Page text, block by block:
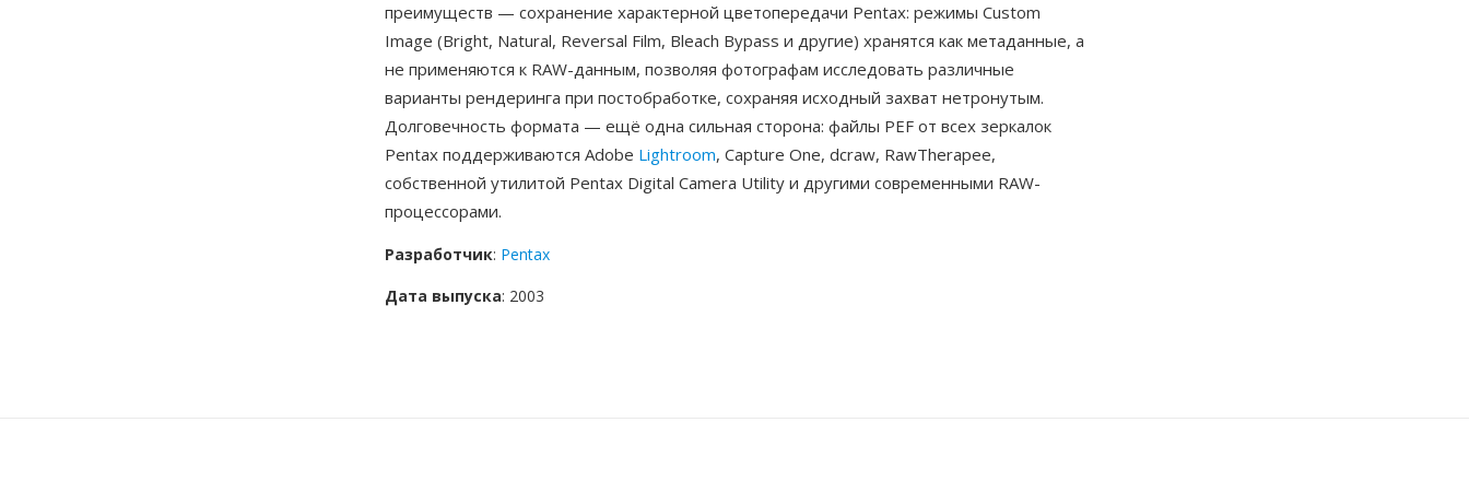
преимуществ — сохранение характерной цветопередачи Pentax: режимы Custom
Image (Bright, Natural, Reversal Film, Bleach Bypass и другие) хранятся как метаданные, а
не применяются к RAW-данным, позволяя фотографам исследовать различные
варианты рендеринга при постобработке, сохраняя исходный захват нетронутым.
Долговечность формата — ещё одна сильная сторона: файлы PEF от всех зеркалок
Pentax поддерживаются Adobe Lightroom, Capture One, dcraw, RawTherapee,
собственной утилитой Pentax Digital Camera Utility и другими современными RAW-
процессорами.
Разработчик: Pentax
Дата выпуска: 2003